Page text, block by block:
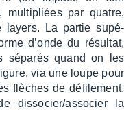
multi­pliées par quatre,
layers. La partie supé­
d’onde du résul­tat,
sépa­rés quand on les
via une loupe pour
flèches de défi­le­ment.
disso­cier/asso­cier la